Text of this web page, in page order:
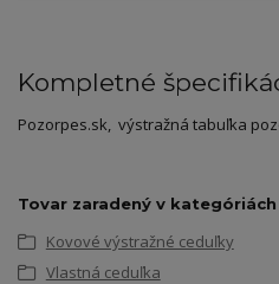
Kompletné
Pozorpes.sk, výstražná tabuľka
Tovar zaradený v kategóriách
Kovové výstražné ceduľky
Vlastná ceduľka